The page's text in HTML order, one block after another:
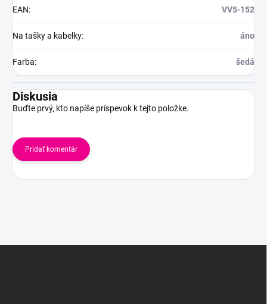
EAN: VV5-152
Na tašky a kabelky: áno
Farba: šedá
Diskusia
Buďte prvý, kto napíše príspevok k tejto položke.
Pridať komentár